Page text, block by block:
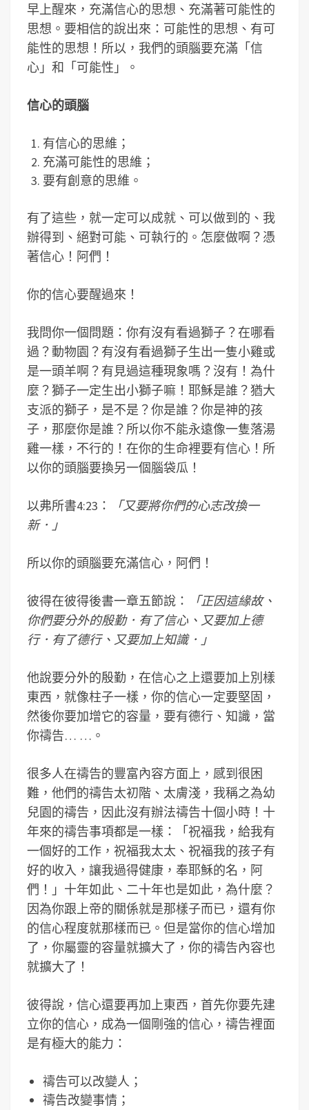
早上醒來，充滿信心的思想、充滿著可能性的
思想。要相信的說出來：可能性的思想、有可
能性的思想！所以，我們的頭腦要充滿「信
心」和「可能性」。
信心的頭腦
有信心的思維；
充滿可能性的思維；
要有創意的思維。
有了這些，就一定可以成就、可以做到的、我
辦得到、絕對可能、可執行的。怎麼做啊？憑
著信心！阿們！
你的信心要醒過來！
我問你一個問題：你有沒有看過獅子？在哪看
過？動物園？有沒有看過獅子生出一隻小雞或
是一頭羊啊？有見過這種現象嗎？沒有！為什
麼？獅子一定生出小獅子嘛！耶穌是誰？猶大
支派的獅子，是不是？你是誰？你是神的孩
子，那麼你是誰？所以你不能永遠像一隻落湯
雞一樣，不行的！在你的生命裡要有信心！所
以你的頭腦要換另一個腦袋瓜！
以弗所書4:23：
「又要將你們的心志改換一
新．」
所以你的頭腦要充滿信心，阿們！
彼得在彼得後書一章五節說：
「正因這緣故、
你們要分外的殷勤．有了信心、又要加上德
行．有了德行、又要加上知識．」
他說要分外的殷勤，在信心之上還要加上別樣
東西，就像柱子一樣，你的信心一定要堅固，
然後你要加增它的容量，要有德行、知識，當
你禱告… …。
很多人在禱告的豐富內容方面上，感到很困
難，他們的禱告太初階、太膚淺，我稱之為幼
兒園的禱告，因此沒有辦法禱告十個小時！十
年來的禱告事項都是一樣：「祝福我，給我有
一個好的工作，祝福我太太、祝福我的孩子有
好的收入，讓我過得健康，奉耶穌的名，阿
們！」十年如此、二十年也是如此，為什麼？
因為你跟上帝的關係就是那樣子而已，還有你
的信心程度就那樣而已。但是當你的信心增加
了，你屬靈的容量就擴大了，你的禱告內容也
就擴大了！
彼得說，信心還要再加上東西，首先你要先建
立你的信心，成為一個剛強的信心，禱告裡面
是有極大的能力：
禱告可以改變人；
禱告改變事情；